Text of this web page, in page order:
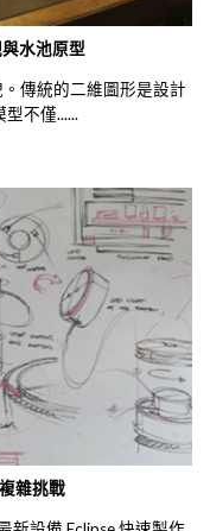
水池原型
傳統的二維圖形是設計
不僅......
雜挑戰